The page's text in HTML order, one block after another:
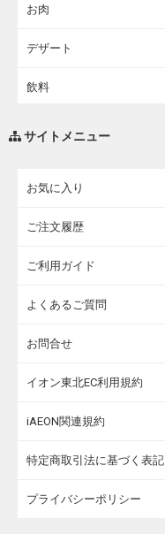
お肉
デザート
飲料
サイトメニュー
お気に入り
ご注文履歴
ご利用ガイド
よくあるご質問
お問合せ
イオン東北EC利用規約
iAEON関連規約
特定商取引法に基づく表記
プライバシーポリシー